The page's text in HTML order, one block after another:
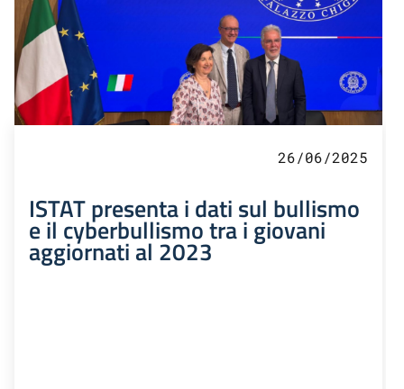
26/06/2025
ISTAT presenta i dati sul bullismo
e il cyberbullismo tra i giovani
aggiornati al 2023